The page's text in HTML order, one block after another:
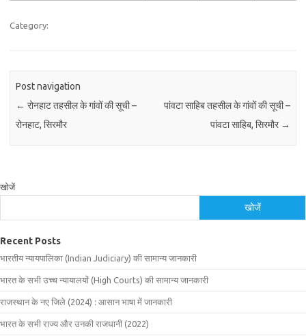
Category:
Post navigation
← रोनहाट तहसील के गांवों की सूची –
रोनहाट, सिरमौर
पांवटा साहिब तहसील के गांवों की सूची –
पांवटा साहिब, सिरमौर →
खोजें
खोजें
Recent Posts
भारतीय न्यायपालिका (Indian Judiciary) की सामान्य जानकारी
भारत के सभी उच्च न्यायालयों (High Courts) की सामान्य जानकारी
राजस्थान के नए जिले (2024) : आसान भाषा में जानकारी
भारत के सभी राज्य और उनकी राजधानी (2022)